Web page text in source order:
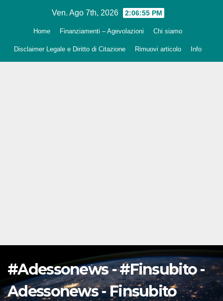
Ven. Ago 7th, 2026 2:06:56 PM
Home Finanziamenti – Agevolazioni Chi siamo
Disclaimer Legale e Diritto di Citazione Rimuovi articolo Info
#Adessonews - #Finsubito -
Adessonews - Finsubito